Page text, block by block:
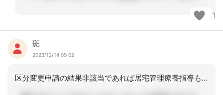
1
斑
2023/12/14 09:02
区分変更申請の結果非該当であれば居宅管理療養指導も介護保険で請求できなくなるでし